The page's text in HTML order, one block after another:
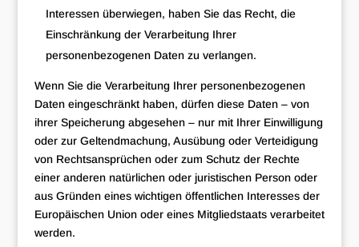
Interessen überwiegen, haben Sie das Recht, die
Einschränkung der Verarbeitung Ihrer
personenbezogenen Daten zu verlangen.
Wenn Sie die Verarbeitung Ihrer personenbezogenen
Daten eingeschränkt haben, dürfen diese Daten – von
ihrer Speicherung abgesehen – nur mit Ihrer Einwilligung
oder zur Geltendmachung, Ausübung oder Verteidigung
von Rechtsansprüchen oder zum Schutz der Rechte
einer anderen natürlichen oder juristischen Person oder
aus Gründen eines wichtigen öffentlichen Interesses der
Europäischen Union oder eines Mitgliedstaats verarbeitet
werden.